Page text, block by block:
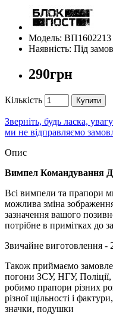
Модель: ВП1602213
Наявність: Під
290грн
Кількість Купити
Зверніть, будь ласка,
ми не відправляємо
Опис
Вимпел Командування
Всі вимпели та прапори
можлива зміна
зазначення вашого
потрібне в примітках до
Звичайне виготовлення -
Також приймаємо
погони ЗСУ, НГУ,
робимо прапори різних
різної щільності і
значки, подушки